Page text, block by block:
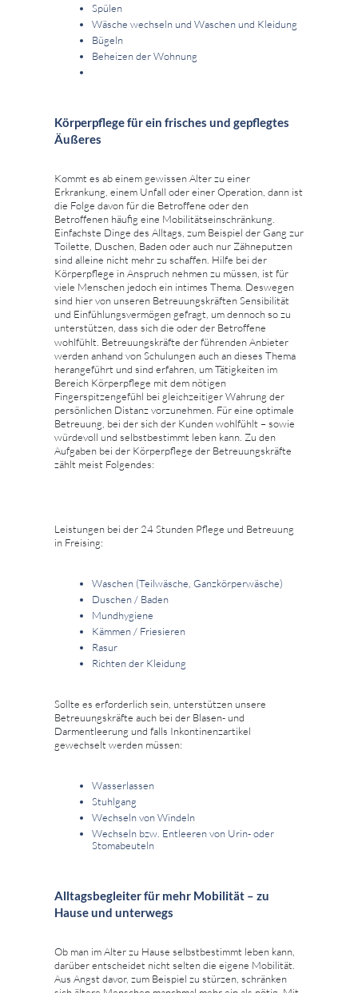
Spülen
Wäsche wechseln und Waschen und Kleidung
Bügeln
Beheizen der Wohnung
Körperpflege für ein frisches und gepflegtes
Äußeres
Kommt es ab einem gewissen Alter zu einer
Erkrankung, einem Unfall oder einer Operation, dann ist
die Folge davon für die Betroffene oder den
Betroffenen häufig eine Mobilitätseinschränkung.
Einfachste Dinge des Alltags, zum Beispiel der Gang zur
Toilette, Duschen, Baden oder auch nur Zähneputzen
sind alleine nicht mehr zu schaffen. Hilfe bei der
Körperpflege in Anspruch nehmen zu müssen, ist für
viele Menschen jedoch ein intimes Thema. Deswegen
sind hier von unseren Betreuungskräften Sensibilität
und Einfühlungsvermögen gefragt, um dennoch so zu
unterstützen, dass sich die oder der Betroffene
wohlfühlt. Betreuungskräfte der führenden Anbieter
werden anhand von Schulungen auch an dieses Thema
herangeführt und sind erfahren, um Tätigkeiten im
Bereich Körperpflege mit dem nötigen
Fingerspitzengefühl bei gleichzeitiger Wahrung der
persönlichen Distanz vorzunehmen. Für eine optimale
Betreuung, bei der sich der Kunden wohlfühlt – sowie
würdevoll und selbstbestimmt leben kann. Zu den
Aufgaben bei der Körperpflege der Betreuungskräfte
zählt meist Folgendes:
Leistungen bei der 24 Stunden Pflege und Betreuung
in Freising:
Waschen (Teilwäsche, Ganzkörperwäsche)
Duschen / Baden
Mundhygiene
Kämmen / Friesieren
Rasur
Richten der Kleidung
Sollte es erforderlich sein, unterstützen unsere
Betreuungskräfte auch bei der Blasen- und
Darmentleerung und falls Inkontinenzartikel
gewechselt werden müssen:
Wasserlassen
Stuhlgang
Wechseln von Windeln
Wechseln bzw. Entleeren von Urin- oder
Stomabeuteln
Alltagsbegleiter für mehr Mobilität – zu
Hause und unterwegs
Ob man im Alter zu Hause selbstbestimmt leben kann,
darüber entscheidet nicht selten die eigene Mobilität.
Aus Angst davor, zum Beispiel zu stürzen, schränken